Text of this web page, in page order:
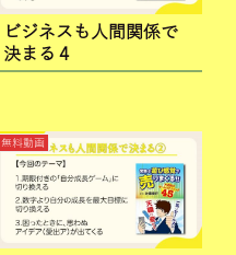
ビジネスも人間関係で
決まる４
無料動画